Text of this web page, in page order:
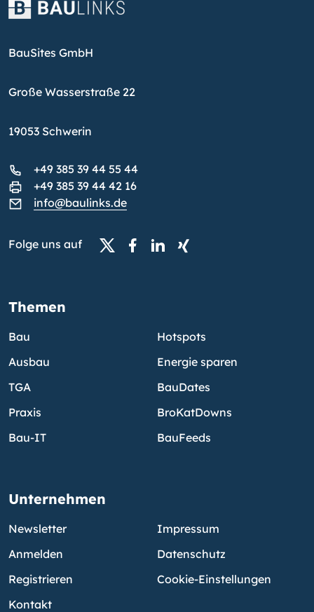
BauSites GmbH
Große Wasserstraße 22
19053 Schwerin
+49 385 39 44 55 44
+49 385 39 44 42 16
info@baulinks.de
Folge uns auf
Themen
Bau
Ausbau
TGA
Praxis
Bau-IT
Hotspots
Energie sparen
BauDates
BroKatDowns
BauFeeds
Unternehmen
Newsletter
Anmelden
Registrieren
Kontakt
Impressum
Datenschutz
Cookie-Einstellungen